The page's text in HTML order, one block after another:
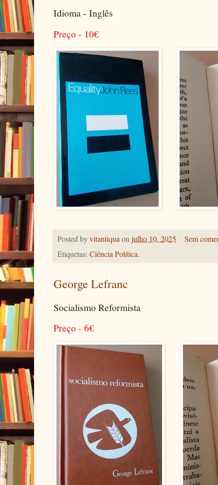
Idioma - Inglês
Preço - 10€
Posted byvitantiquaonjulho 10, 2025
Sem
Etiquetas: Ciência Política.
George Lefranc
Socialismo Reformista
Preço - 6€